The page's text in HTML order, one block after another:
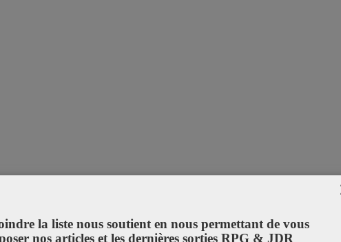
la liste nous soutient en nous permettant de vous
nos articles et les dernières sorties RPG & JDR